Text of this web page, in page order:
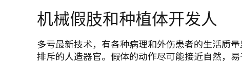
机械假肢和种植体开发人
多亏最新技术，有各种病理和外伤患者的生活质
排斥的人造器官。假体的动作尽可能接近自然，易